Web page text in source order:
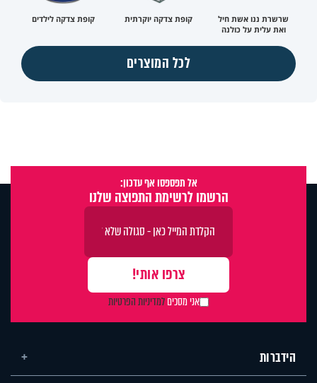
שרשרת ננו אשת חיל
ואת עלית על כולנה
קופת צדקה יוקרתית קופת צדקה לילדים
לכל המוצרים
אל תפספסו אף עדכון:
הרשמו לרשימת התפוצה שלנו
אני מסכיםלמדיניות הפרטיות
הידברות